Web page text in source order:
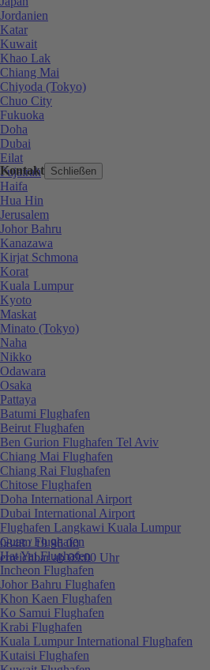
Kontakt Schließen
0848 / 19 96 00
erreichbar ab 09:00 Uhr
Jordanien
Katar
Kuwait
Khao Lak
Chiang Mai
Chiyoda (Tokyo)
Chuo City
Fukuoka
Doha
Dubai
Eilat
Fujairah
Haifa
Hua Hin
Jerusalem
Johor Bahru
Kanazawa
Kirjat Schmona
Korat
Kuala Lumpur
Kyoto
Maskat
Minato (Tokyo)
Naha
Nikko
Odawara
Osaka
Pattaya
Batumi Flughafen
Beirut Flughafen
Ben Gurion Flughafen Tel Aviv
Chiang Mai Flughafen
Chiang Rai Flughafen
Chitose Flughafen
Doha International Airport
Dubai International Airport
Flughafen Langkawi Kuala Lumpur
Guam Flughafen
Hat Yai Flughafen
Incheon Flughafen
Johor Bahru Flughafen
Khon Kaen Flughafen
Ko Samui Flughafen
Krabi Flughafen
Kuala Lumpur International Flughafen
Kutaisi Flughafen